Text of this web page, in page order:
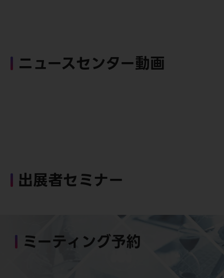
ニュースセンター動画
出展者セミナー
ミーティング予約